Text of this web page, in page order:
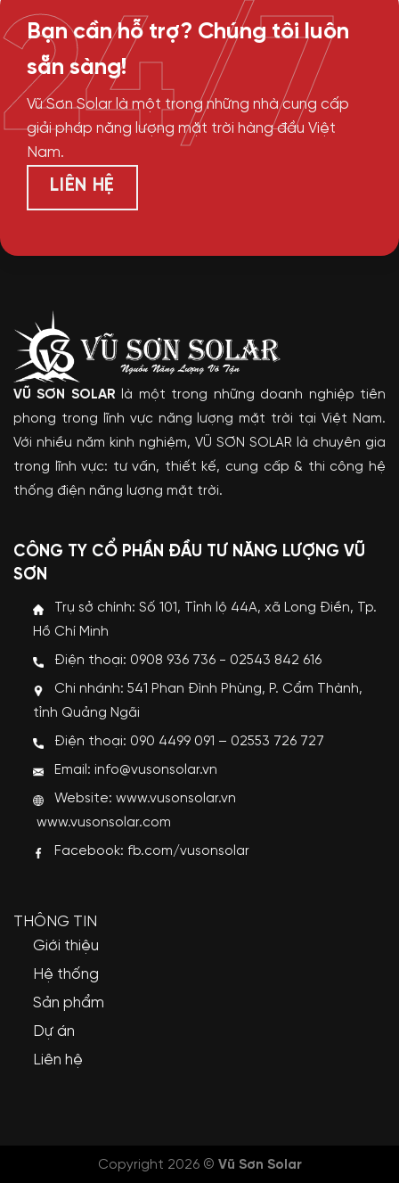
Bạn cần hỗ trợ? Chúng tôi luôn
sẵn sàng!
Vũ Sơn Solar là một trong những nhà cung cấp
giải pháp năng lượng mặt trời hàng đầu Việt
Nam.
LIÊN HỆ
24/7
VŨ SƠN SOLAR là một trong những doanh nghiệp tiên
phong trong lĩnh vực năng lượng mặt trời tại Việt Nam.
Với nhiều năm kinh nghiệm, VŨ SƠN SOLAR là chuyên gia
trong lĩnh vực: tư vấn, thiết kế, cung cấp & thi công hệ
thống điện năng lượng mặt trời.
CÔNG TY CỔ PHẦN ĐẦU TƯ NĂNG LƯỢNG VŨ
SƠN
Trụ sở chính: Số 101, Tỉnh lộ 44A, xã Long Điền, Tp.
Hồ Chí Minh
Điện thoại: 0908 936 736 - 02543 842 616
Chi nhánh: 541 Phan Đình Phùng, P. Cẩm Thành,
tỉnh Quảng Ngãi
Điện thoại: 090 4499 091 – 02553 726 727
Email: info@vusonsolar.vn
Website:www.vusonsolar.vn
www.vusonsolar.com
Facebook: fb.com/vusonsolar
THÔNG TIN
Giới thiệu
Hệ thống
Sản phẩm
Dự án
Liên hệ
Copyright 2026 © Vũ Sơn Solar